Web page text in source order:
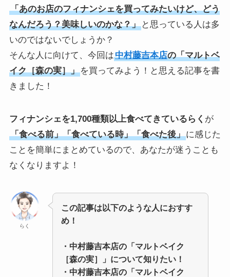
「あのお店のフィナンシェを買ってみたいけど、どう
なんだろう？美味しいのかな？」と思っている人は多
いのではないでしょうか？
そんな人に向けて、今回は中村藤吉本店の「マルトベ
イク［森の実］」を買ってみよう！と思える記事を書
きました！
フィナンシェを1,700種類以上食べてきているらく が
「食べる前」「食べている時」「食べた後」に感じた
ことを簡単にまとめているので、あなたが迷うことも
なくなりますよ！
らく
この記事は以下のような人におすす
め！
・中村藤吉本店の「マルトベイク
［森の実］」について知りたい！
・ 中村藤吉本店の「マルトベイク